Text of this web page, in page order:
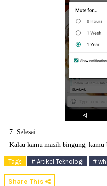
7. Selesai
Kalau kamu masih bingung, kamu
Tags # Artikel Teknologi #
Share This